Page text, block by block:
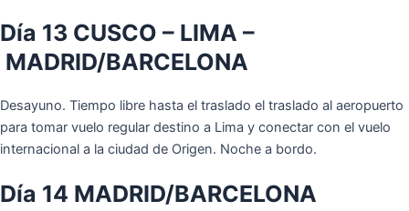
Día 13 CUSCO – LIMA –
MADRID/BARCELONA
Desayuno. Tiempo libre hasta el traslado el traslado al aeropuerto
para tomar vuelo regular destino a Lima y conectar con el vuelo
internacional a la ciudad de Origen. Noche a bordo.
Día 14 MADRID/BARCELONA